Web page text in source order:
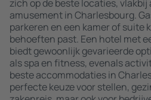
zich op de beste locaties,
amusement in Charlesbourg.
parkeren en een kamer of suite
behoeften past. Een hotel met
biedt gewoonlijk gevarieerde
als spa en fitness, evenals
beste accommodaties in
perfecte keuze voor stellen,